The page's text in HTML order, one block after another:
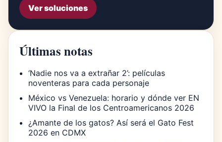
Ver soluciones
Últimas notas
‘Nadie nos va a extrañar 2’: películas
noventeras para cada personaje
México vs Venezuela: horario y dónde ver EN
VIVO la Final de los Centroamericanos 2026
¿Amante de los gatos? Así será el Gato Fest
2026 en CDMX